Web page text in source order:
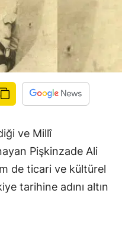
ve Millî
Pişkinzade Ali
de ticari ve kültürel
tarihine adını altın